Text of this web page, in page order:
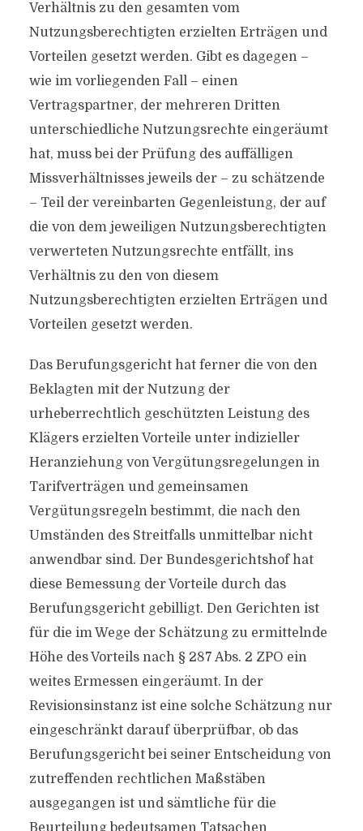
Verhältnis zu den gesamten vom
Nutzungsberechtigten erzielten Erträgen und
Vorteilen gesetzt werden. Gibt es dagegen –
wie im vorliegenden Fall – einen
Vertragspartner, der mehreren Dritten
unterschiedliche Nutzungsrechte eingeräumt
hat, muss bei der Prüfung des auffälligen
Missverhältnisses jeweils der – zu schätzende
– Teil der vereinbarten Gegenleistung, der auf
die von dem jeweiligen Nutzungsberechtigten
verwerteten Nutzungsrechte entfällt, ins
Verhältnis zu den von diesem
Nutzungsberechtigten erzielten Erträgen und
Vorteilen gesetzt werden.
Das Berufungsgericht hat ferner die von den
Beklagten mit der Nutzung der
urheberrechtlich geschützten Leistung des
Klägers erzielten Vorteile unter indizieller
Heranziehung von Vergütungsregelungen in
Tarifverträgen und gemeinsamen
Vergütungsregeln bestimmt, die nach den
Umständen des Streitfalls unmittelbar nicht
anwendbar sind. Der Bundesgerichtshof hat
diese Bemessung der Vorteile durch das
Berufungsgericht gebilligt. Den Gerichten ist
für die im Wege der Schätzung zu ermittelnde
Höhe des Vorteils nach § 287 Abs. 2 ZPO ein
weites Ermessen eingeräumt. In der
Revisionsinstanz ist eine solche Schätzung nur
eingeschränkt darauf überprüfbar, ob das
Berufungsgericht bei seiner Entscheidung von
zutreffenden rechtlichen Maßstäben
ausgegangen ist und sämtliche für die
Beurteilung bedeutsamen Tatsachen